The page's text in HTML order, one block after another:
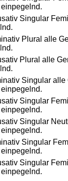
Singular
Plural alle
Plural alle
Singular
Singular
Singular
Singular
Singular